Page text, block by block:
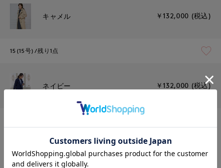
キャメル ￥132,000 (税込)
15(15号) 残り1点
ネイビー ￥132,000 (税込)
残り1点